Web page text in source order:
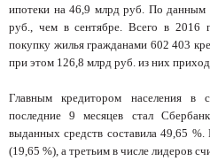
ипотеки на 46,9 млрд руб. По данным
руб., чем в сентябре. Всего в 2016
покупку жилья гражданами 602 403
при этом 126,8 млрд руб. из них
Главным кредитором населения в
последние 9 месяцев стал
выданных средств составила 49,65
(19,65 %), а третьим в числе лидеров